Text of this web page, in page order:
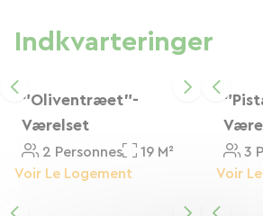
pejs, hvor du kan slappe af og
hjemmelavede måltider. I
måltider under den sydfranske
en liggestol og tage en
swimmingpoolen (maj -
Indkvarteringer
"Oliventræet"-
Værelset
2 Personnes
19 M²
Voir Le Logement
3
Voir